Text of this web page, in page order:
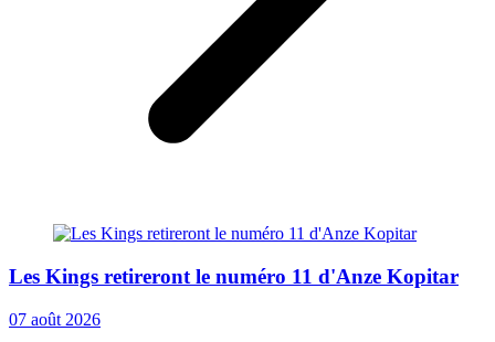
Les Kings retireront le numéro 11 d'Anze Kopitar
07 août 2026